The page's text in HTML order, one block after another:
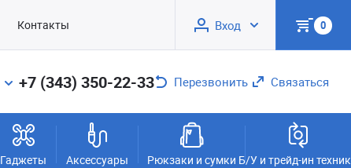
Контакты Вход 0
+7 (343) 350-22-33 Перезвонить Связаться
Гаджеты Аксессуары Рюкзаки и сумки Б/У и трейд-ин